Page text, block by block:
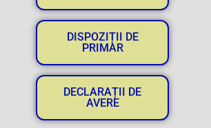
DISPOZIȚII DE
PRIMAR
DECLARAȚII DE
AVERE